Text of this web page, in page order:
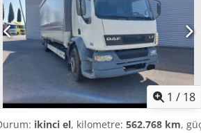
1 / 18
ikinci el, kilometre: 562.768 km,